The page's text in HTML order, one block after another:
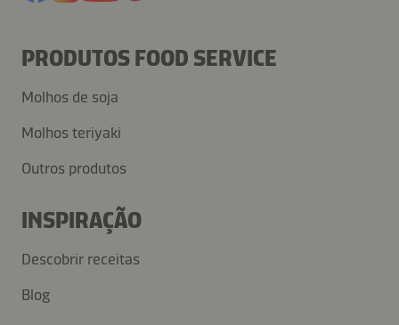
PRODUTOS FOOD SERVICE
Molhos de soja
Molhos teriyaki
Outros produtos
INSPIRAÇÃO
Descobrir receitas
Blog